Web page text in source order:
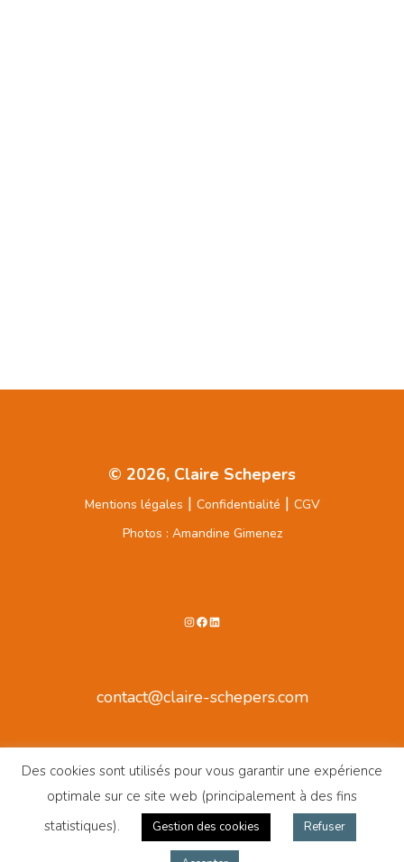
© 2026, Claire Schepers
Mentions légales | Confidentialité | CGV
Photos : Amandine Gimenez
Instagram
Facebook
LinkedIn
contact@claire-schepers.com
Des cookies sont utilisés pour vous garantir une expérience
optimale sur ce site web (principalement à des fins
statistiques).
Gestion des cookies Refuser